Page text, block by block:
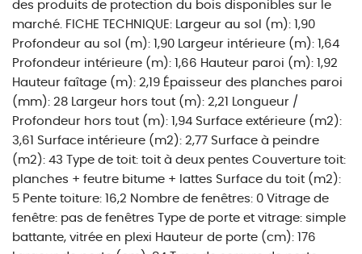
des produits de protection du bois disponibles sur le
marché. FICHE TECHNIQUE: Largeur au sol (m): 1,90
Profondeur au sol (m): 1,90 Largeur intérieure (m): 1,64
Profondeur intérieure (m): 1,66 Hauteur paroi (m): 1,92
Hauteur faîtage (m): 2,19 Épaisseur des planches paroi
(mm): 28 Largeur hors tout (m): 2,21 Longueur /
Profondeur hors tout (m): 1,94 Surface extérieure (m2):
3,61 Surface intérieure (m2): 2,77 Surface à peindre
(m2): 43 Type de toit: toit à deux pentes Couverture toit:
planches + feutre bitume + lattes Surface du toit (m2):
5 Pente toiture: 16,2 Nombre de fenêtres: 0 Vitrage de
fenêtre: pas de fenêtres Type de porte et vitrage: simple
battante, vitrée en plexi Hauteur de porte (cm): 176